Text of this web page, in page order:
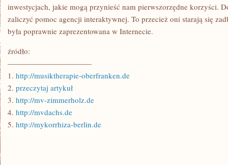
inwestycjach, jakie mogą przynieść nam pierwszorzędne korzyści.
zaliczyć pomoc agencji interaktywnej. To przecież oni starają się
była poprawnie zaprezentowana w Internecie.
źródło:
———————————
1. http://musiktherapie-oberfranken.de
2. przeczytaj artykuł
3. http://mv-zimmerholz.de
4. http://mvdachs.de
5. http://mykorrhiza-berlin.de